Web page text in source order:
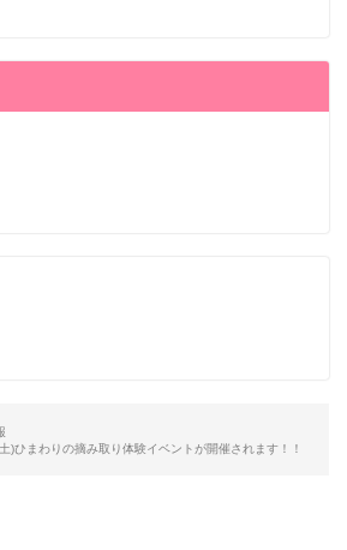
)ひまわりの摘み取り体験イベントが開催されます！！